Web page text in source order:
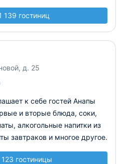
139 гостиниц
д. 25
к себе гостей Анапы
и вторые блюда, соки,
алкогольные напитки из
завтраков и многое другое.
гостиницы